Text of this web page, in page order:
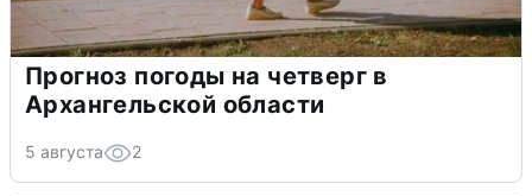
Прогноз погоды на четверг в
Архангельской области
5 августа 2